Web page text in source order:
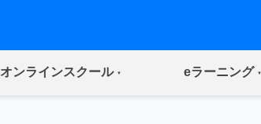
オンラインスクール(current) eラーニング